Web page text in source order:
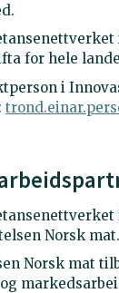
for hele
i
Norsk mat.
Norsk mat